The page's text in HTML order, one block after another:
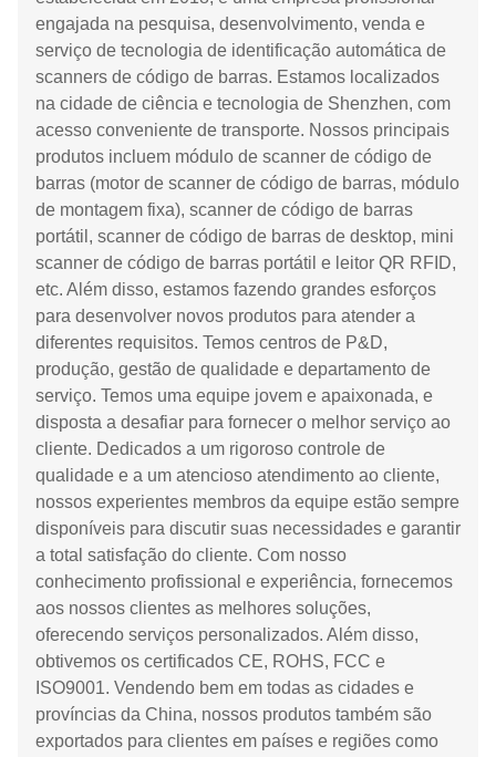
engajada na pesquisa, desenvolvimento, venda e
serviço de tecnologia de identificação automática de
scanners de código de barras. Estamos localizados
na cidade de ciência e tecnologia de Shenzhen, com
acesso conveniente de transporte. Nossos principais
produtos incluem módulo de scanner de código de
barras (motor de scanner de código de barras, módulo
de montagem fixa), scanner de código de barras
portátil, scanner de código de barras de desktop, mini
scanner de código de barras portátil e leitor QR RFID,
etc. Além disso, estamos fazendo grandes esforços
para desenvolver novos produtos para atender a
diferentes requisitos. Temos centros de P&D,
produção, gestão de qualidade e departamento de
serviço. Temos uma equipe jovem e apaixonada, e
disposta a desafiar para fornecer o melhor serviço ao
cliente. Dedicados a um rigoroso controle de
qualidade e a um atencioso atendimento ao cliente,
nossos experientes membros da equipe estão sempre
disponíveis para discutir suas necessidades e garantir
a total satisfação do cliente. Com nosso
conhecimento profissional e experiência, fornecemos
aos nossos clientes as melhores soluções,
oferecendo serviços personalizados. Além disso,
obtivemos os certificados CE, ROHS, FCC e
ISO9001. Vendendo bem em todas as cidades e
províncias da China, nossos produtos também são
exportados para clientes em países e regiões como